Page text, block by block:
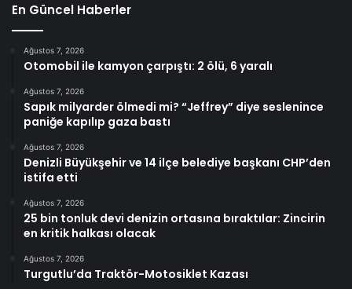
En Güncel Haberler
Ağustos 7, 2026
Otomobil ile kamyon çarpıştı: 2 ölü, 6 yaralı
Ağustos 7, 2026
Sapık milyarder ölmedi mi? “Jeffrey” diye seslenince
paniğe kapılıp gaza bastı
Ağustos 7, 2026
Denizli Büyükşehir ve 14 ilçe belediye başkanı CHP’den
istifa etti
Ağustos 7, 2026
25 bin tonluk devi denizin ortasına bıraktılar: Zincirin
en kritik halkası olacak
Ağustos 7, 2026
Turgutlu’da Traktör-Motosiklet Kazası